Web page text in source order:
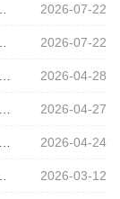
2026-07-22
2026-07-22
2026-04-28
2026-04-27
2026-04-24
2026-03-12